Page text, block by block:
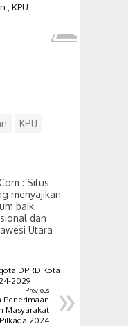
KPU
KPU
: Situs
menyajikan
baik
dan
Utara
DPRD Kota
2029
»
Previous
Penerimaan
Masyarakat
2024